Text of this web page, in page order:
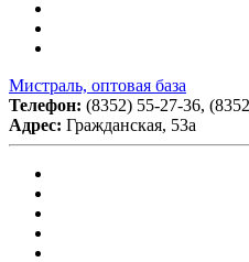
Мистраль, оптовая база
Телефон: (8352) 55-27-36,
Адрес: Гражданская, 53а